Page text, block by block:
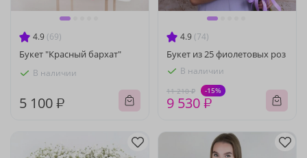
4.9 (69)
Букет "Красный бархат"
В наличии
5 100 ₽
4.9 (74)
Букет из 25 фиолетовых роз
В наличии
11 210 ₽ -15%
9 530 ₽